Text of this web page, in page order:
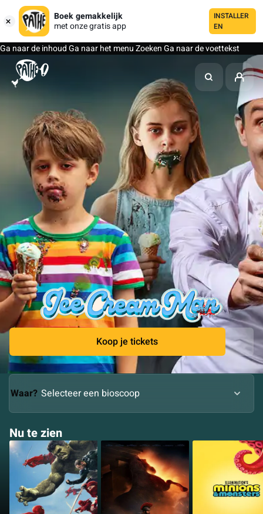
Boek gemakkelijk
met onze gratis app
INSTALLER
EN
Ga naar de inhoudGa naar het menuZoekenGa naar de voettekst
Koop je tickets
Waar?
Nu te zien